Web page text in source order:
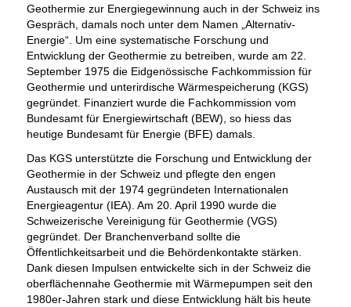
Geothermie zur Energiegewinnung auch in der Schweiz ins
Gespräch, damals noch unter dem Namen „Alternativ-
Energie“. Um eine systematische Forschung und
Entwicklung der Geothermie zu betreiben, wurde am 22.
September 1975 die Eidgenössische Fachkommission für
Geothermie und unterirdische Wärmespeicherung (KGS)
gegründet. Finanziert wurde die Fachkommission vom
Bundesamt für Energiewirtschaft (BEW), so hiess das
heutige Bundesamt für Energie (BFE) damals.
Das KGS unterstützte die Forschung und Entwicklung der
Geothermie in der Schweiz und pflegte den engen
Austausch mit der 1974 gegründeten Internationalen
Energieagentur (IEA). Am 20. April 1990 wurde die
Schweizerische Vereinigung für Geothermie (VGS)
gegründet. Der Branchenverband sollte die
Öffentlichkeitsarbeit und die Behördenkontakte stärken.
Dank diesen Impulsen entwickelte sich in der Schweiz die
oberflächennahe Geothermie mit Wärmepumpen seit den
1980er-Jahren stark und diese Entwicklung hält bis heute